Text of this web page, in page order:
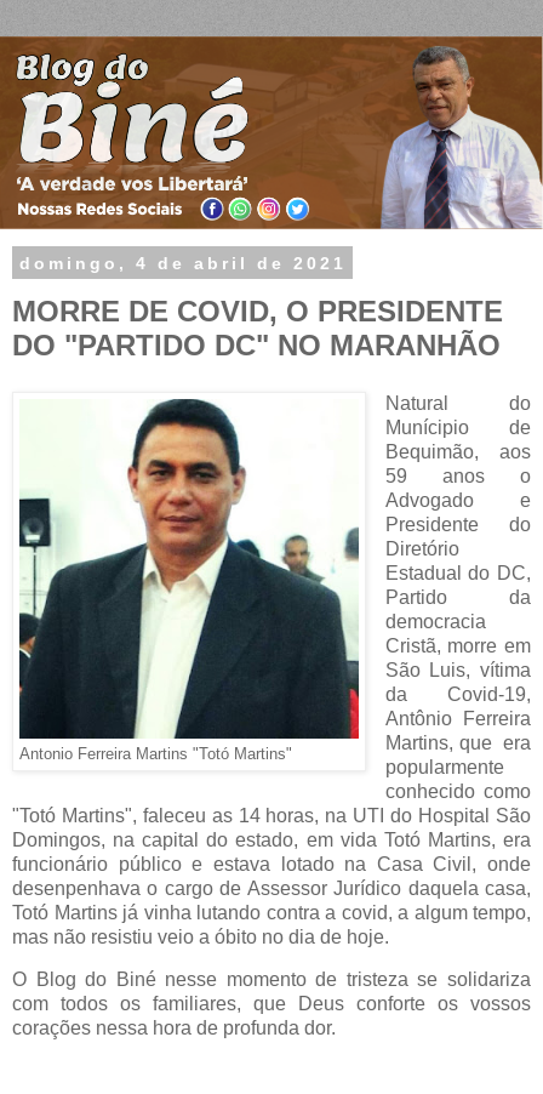
domingo, 4 de abril de 2021
MORRE DE COVID, O PRESIDENTE
DO "PARTIDO DC" NO MARANHÃO
Antonio Ferreira Martins "Totó Martins"
Natural do
Munícipio de
Bequimão, aos
59 anos o
Advogado e
Presidente do
Diretório
Estadual do DC,
Partido da
democracia
Cristã, morre em
São Luis, vítima
da Covid-19,
Antônio Ferreira
Martins, que era
popularmente
conhecido como
"Totó Martins", faleceu as 14 horas, na UTI do Hospital São
Domingos, na capital do estado, em vida Totó Martins, era
funcionário público e estava lotado na Casa Civil, onde
desenpenhava o cargo de Assessor Jurídico daquela casa,
Totó Martins já vinha lutando contra a covid, a algum tempo,
mas não resistiu veio a óbito no dia de hoje.
O Blog do Biné nesse momento de tristeza se solidariza
com todos os familiares, que Deus conforte os vossos
corações nessa hora de profunda dor.